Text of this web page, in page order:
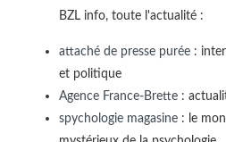
BZL info, toute l'actualité :
attaché de presse purée :
et politique
Agence France-Brette :
spychologie magasine : le